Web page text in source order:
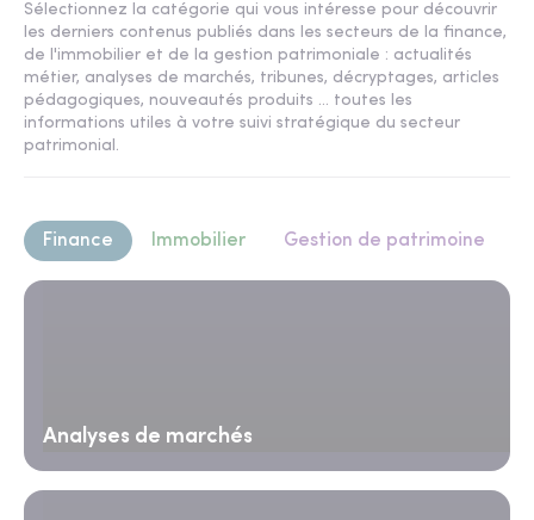
Sélectionnez la catégorie qui vous intéresse pour découvrir
les derniers contenus publiés dans les secteurs de la finance,
de l'immobilier et de la gestion patrimoniale : actualités
métier, analyses de marchés, tribunes, décryptages, articles
pédagogiques, nouveautés produits ... toutes les
informations utiles à votre suivi stratégique du secteur
patrimonial.
Finance Immobilier Gestion de patrimoine
Analyses de marchés